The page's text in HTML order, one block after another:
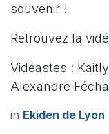
souvenir !
Retrouvez la
Vidéastes :
Alexandre
in Ekiden de Lyon